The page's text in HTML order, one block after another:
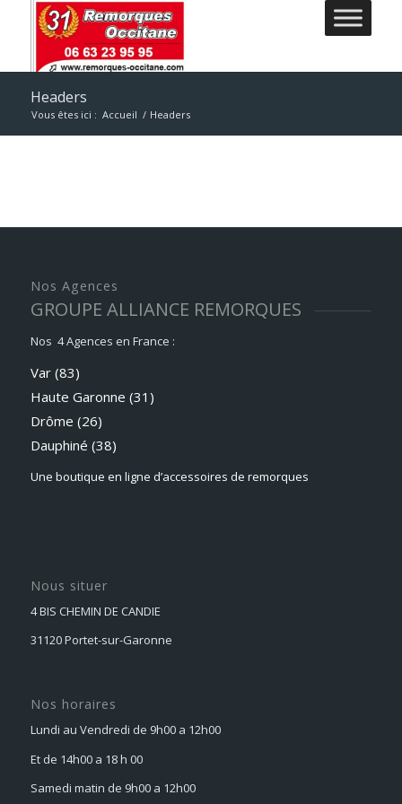
Headers
Vous êtes ici : Accueil / Headers
Nos Agences
GROUPE ALLIANCE REMORQUES
Nos 4 Agences en France :
Var (83)
Haute Garonne (31)
Drôme (26)
Dauphiné (38)
Une boutique en ligne d’accessoires de remorques
Nous situer
4 BIS CHEMIN DE CANDIE
31120 Portet-sur-Garonne
Nos horaires
Lundi au Vendredi de 9h00 a 12h00
Et de 14h00 a 18 h 00
Samedi matin de 9h00 a 12h00